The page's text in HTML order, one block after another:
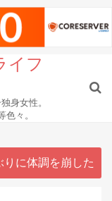
イフ
身女性。
色々。
りに体調を崩した